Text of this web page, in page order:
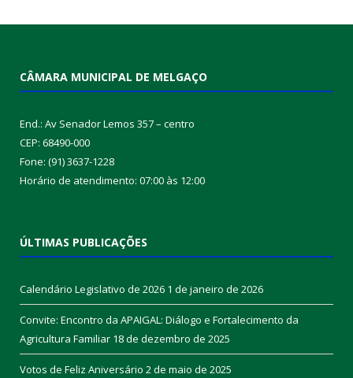
CÂMARA MUNICIPAL DE MELGAÇO
End.: Av Senador Lemos 357 – centro
CEP: 68490-000
Fone: (91) 3637-1228
Horário de atendimento: 07:00 às 12:00
ÚLTIMAS PUBLICAÇÕES
Calendário Legislativo de 2026 1 de janeiro de 2026
Convite: Encontro da APAIGAL: Diálogo e Fortalecimento da
Agricultura Familiar 18 de dezembro de 2025
Votos de Feliz Aniversário 2 de maio de 2025